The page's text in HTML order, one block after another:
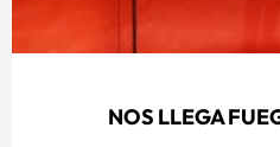
NOS LLEGA